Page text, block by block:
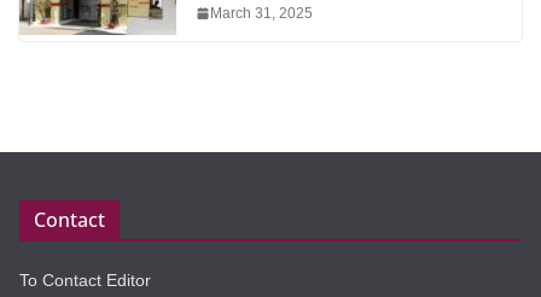
March 31, 2025
Contact
To Contact Editor